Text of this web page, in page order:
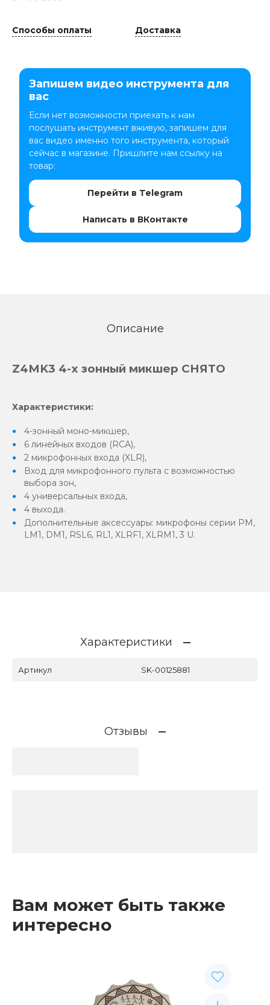
Способы оплаты Доставка
Запишем видео инструмента для
вас
Если нет возможности приехать к нам
послушать инструмент вживую, запишем для
вас видео именно того инструмента, который
сейчас в магазине. Пришлите нам ссылку на
товар:
Перейти в Telegram
Написать в ВКонтакте
Описание
Z4MK3 4-х зонный микшер СНЯТО
Характеристики:
4-зонный моно-микшер,
6 линейных входов (RCA),
2 микрофонных входа (XLR),
Вход для микрофонного пульта с возможностью
выбора зон,
4 универсальных входа,
4 выхода.
Дополнительные аксессуары: микрофоны серии PM,
LM1, DM1, RSL6, RL1, XLRF1, XLRM1, 3 U.
Характеристики
Артикул SK-00125881
Отзывы
Вам может быть также
интересно